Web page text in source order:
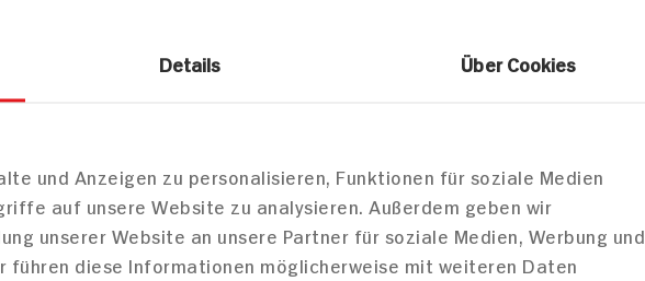
Details Über Cookies
und Anzeigen zu personalisieren, Funktionen für soziale Medien
auf unsere Website zu analysieren. Außerdem geben wir
unserer Website an unsere Partner für soziale Medien, Werbung und
führen diese Informationen möglicherweise mit weiteren Daten
90 min
433 kcal p. Portion
Kürbiskernen und
65 min
302 kcal p. Portion